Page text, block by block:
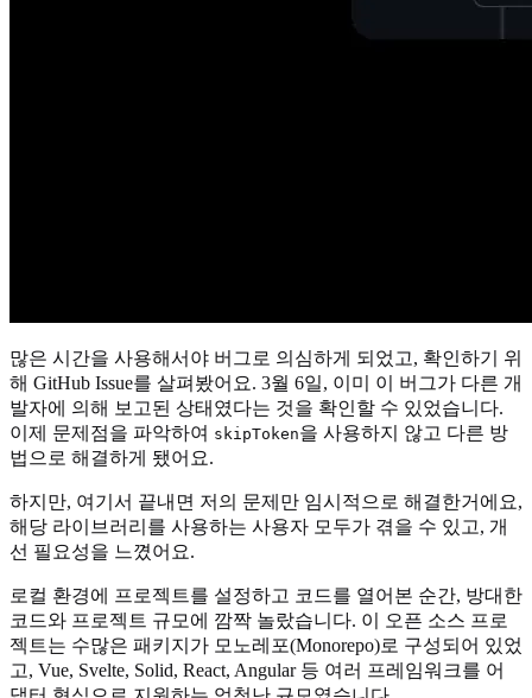
많은 시간을 사용해서야 버그로 의심하게 되었고, 확인하기 위
해 GitHub Issue를 살펴봤어요. 3월 6일, 이미 이 버그가 다른 개
발자에 의해 보고된 상태였다는 것을 확인할 수 있었습니다.
이제 문제점을 파악하여 skipToken을 사용하지 않고 다른 방
법으로 해결하게 됐어요.
하지만, 여기서 끝내면 저의 문제만 임시적으로 해결한거에요,
해당 라이브러리를 사용하는 사용자 모두가 겪을 수 있고, 개
선 필요성을 느꼈어요.
로컬 환경에 프로젝트를 설정하고 코드를 열어본 순간, 방대한
코드와 프로젝트 규모에 깜짝 놀랐습니다. 이 오픈 소스 프로
젝트는 수많은 패키지가 모노레포(Monorepo)로 구성되어 있었
고, Vue, Svelte, Solid, React, Angular 등 여러 프레임워크를 어